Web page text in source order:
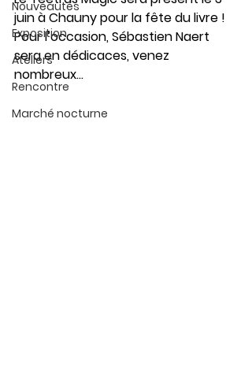
Nouveautés
Exposition
Ateliers
Rencontre
Marché nocturne
juin à Chauny pour la fête du livre !
Pour l’occasion, Sébastien Naert
sera en dédicaces, venez
nombreux…